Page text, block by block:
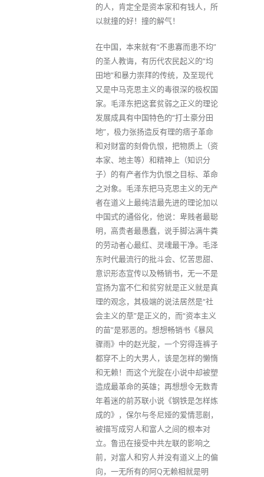
的人，肯定全是资本家和有钱人，所
以就撞的好！撞的解气！
在中国，本来就有“不患寡而患不均”
的圣人教诲，有历代农民起义的“均
田地”和暴力崇拜的传统，及至现代
又是中马克思主义的毒很深的极权国
家。毛泽东把这套贫弱之正义的理论
发展成具有中国特色的“打土豪分田
地”，极力张扬造反有理的痞子革命
和对财富的刻骨仇恨，把物质上（资
本家、地主等）和精神上（知识分
子）的有产者作为仇恨之目标、革命
之对象。毛泽东把马克思主义的无产
者在道义上最纯洁最先进的理论加以
中国式的通俗化，他说：卑贱者最聪
明，高贵者最愚蠢，说手脚沾满牛粪
的劳动者心最红、灵魂最干净。毛泽
东时代最流行的批斗会、忆苦思甜、
意识形态宣传以及畅销书，无一不是
宣扬为富不仁和贫穷就是正义就是真
理的观念，其极端的说法居然是“社
会主义的草”是正义的，而“资本主义
的苗”是邪恶的。想想畅销书《暴风
骤雨》中的赵光腚，一个穷得连裤子
都穿不上的大男人，该是怎样的懒惰
和无赖！而这个光腚在小说中却被塑
造成最革命的英雄；再想想令无数青
年着迷的前苏联小说《钢铁是怎样炼
成的》，保尔与冬尼娅的爱情悲剧，
被描写成穷人和富人之间的根本对
立。鲁迅在接受中共左联的影响之
前，对富人和穷人并没有道义上的偏
向，一无所有的阿Q无赖相就是明